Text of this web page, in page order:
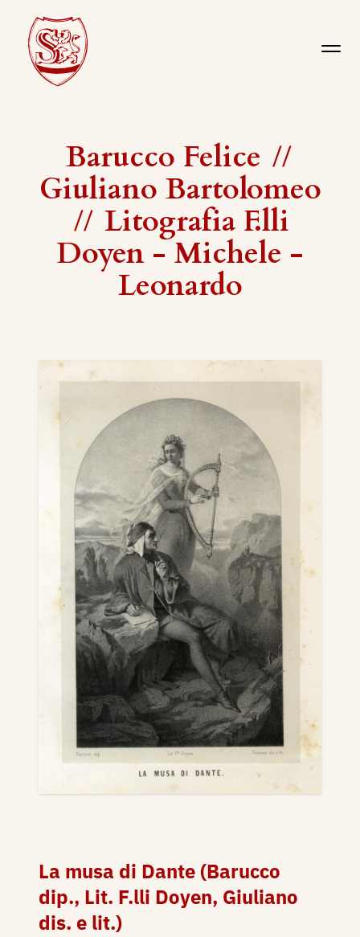
Barucco Felice //
Giuliano Bartolomeo
// Litografia F.lli
Doyen - Michele -
Leonardo
La musa di Dante (Barucco
dip., Lit. F.lli Doyen, Giuliano
dis. e lit.)